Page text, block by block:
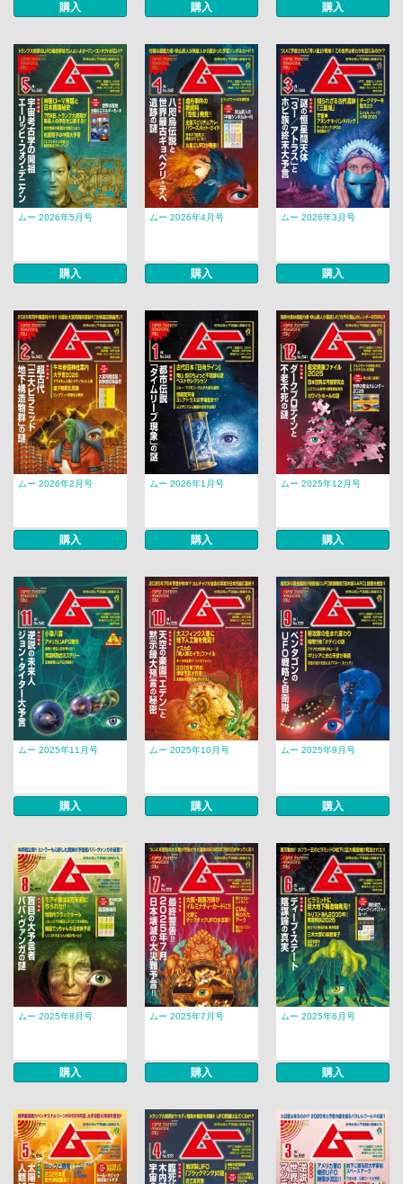
購入 購入 購入
ムー 2026年5月号
購入
ムー 2026年4月号
購入
ムー 2026年3月号
購入
ムー 2026年2月号
購入
ムー 2026年1月号
購入
ムー 2025年12月号
購入
ムー 2025年11月号
購入
ムー 2025年10月号
購入
ムー 2025年9月号
購入
ムー 2025年8月号
購入
ムー 2025年7月号
購入
ムー 2025年6月号
購入